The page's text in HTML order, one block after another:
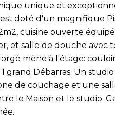
unique et
doté d'un magnifique
cuisine ouverte
et salle de douche avec
mène à l'étage:
grand Débarras. Un
de couchage et une
le Maison et le studio.